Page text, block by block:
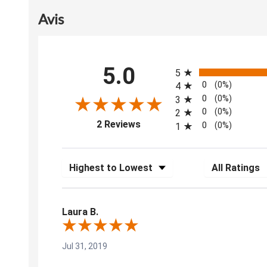
Avis
5.0
2 Reviews(opens in a new tab)
5
4 0 (0%)
3 0 (0%)
2 0 (0%)
1 0 (0%)
Sort Reviews Filter Reviews
Laura B.
Jul 31, 2019